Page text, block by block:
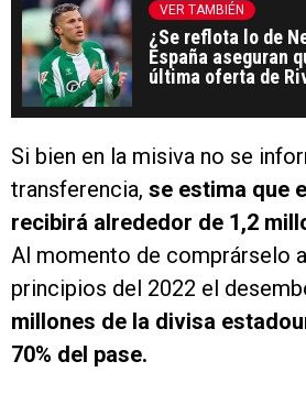
VER TAMBIÉN
¿Se reflota lo de
España aseguran
última oferta de
Si bien en la misiva no se
transferencia, se estima que
recibirá alrededor de 1,2
Al momento de comprárselo
principios del 2022 el
millones de la divisa
70% del pase.